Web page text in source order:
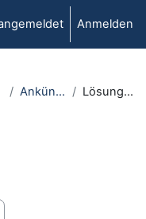
Anmelden
Ankündigungen Lösungsnotebooks